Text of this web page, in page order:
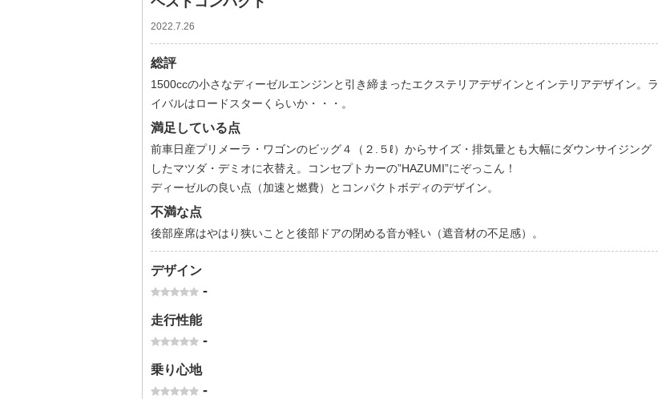
2022.7.26
総評
1500ccの小さなディーゼルエンジンと引き締まったエクステリアデザインとインテリアデザイン。ラ
イバルはロードスターくらいか・・・。
満足している点
前車日産プリメーラ・ワゴンのビッグ４（２.５ℓ）からサイズ・排気量とも大幅にダウンサイジング
したマツダ・デミオに衣替え。コンセプトカーの”HAZUMI”にぞっこん！
ディーゼルの良い点（加速と燃費）とコンパクトボディのデザイン。
不満な点
後部座席はやはり狭いことと後部ドアの閉める音が軽い（遮音材の不足感）。
デザイン
-
走行性能
-
乗り心地
-